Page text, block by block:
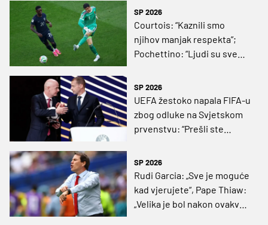
SP 2026
Courtois: “Kaznili smo
njihov manjak respekta”;
Pochettino: “Ljudi su sve
SP 2026
UEFA žestoko napala FIFA-u
zbog odluke na Svjetskom
prvenstvu: “Prešli ste
SP 2026
Rudi Garcia: „Sve je moguće
kad vjerujete“, Pape Thiaw:
„Velika je bol nakon ovakvog